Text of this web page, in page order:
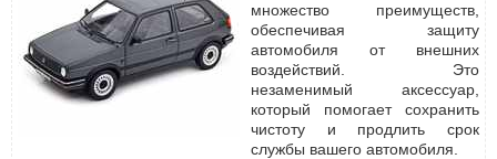
множество преимуществ,
обеспечивая защиту
автомобиля от внешних
воздействий. Это
незаменимый аксессуар,
который помогает сохранить
чистоту и продлить срок
службы вашего автомобиля.